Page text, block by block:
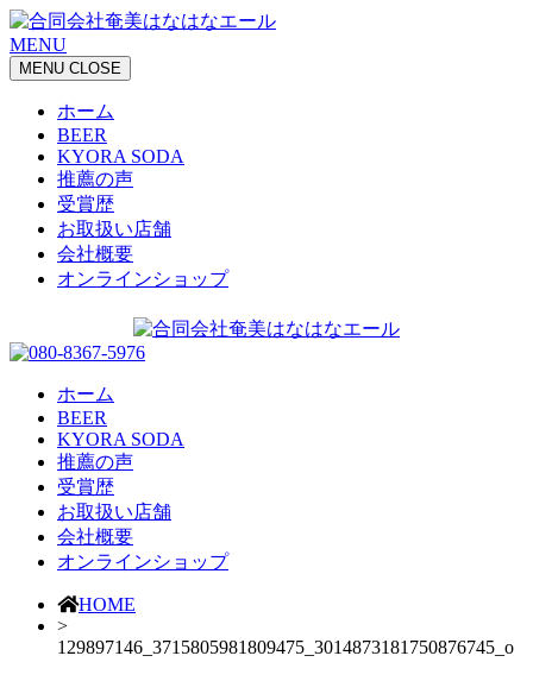
MENU
MENU CLOSE
ホーム
BEER
KYORA SODA
推薦の声
受賞歴
お取扱い店舗
会社概要
オンラインショップ
ホーム
BEER
KYORA SODA
推薦の声
受賞歴
お取扱い店舗
会社概要
オンラインショップ
HOME
>
129897146_3715805981809475_3014873181750876745_o